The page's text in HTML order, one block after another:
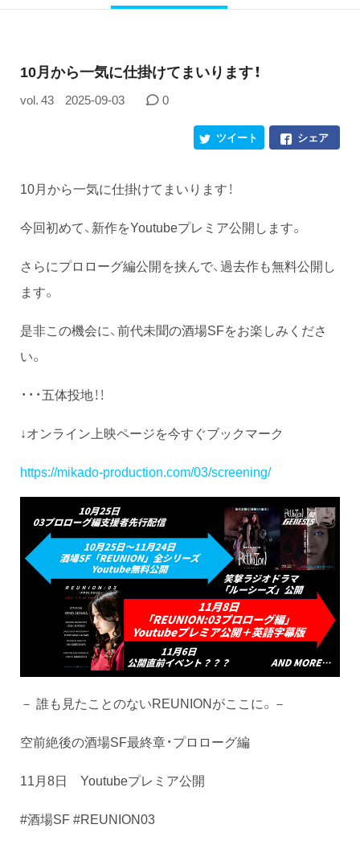
​10月から一気に仕掛けてまいります！
vol. 43 2025-09-03 0
シェア
ツイート
10月から一気に仕掛けてまいります！
今回初めて、新作をYoutubeプレミア公開します。
さらにプロローグ編公開を挟んで、過去作も無料公開し
ます。
是非この機会に、前代未聞の酒場SFをお楽しみくださ
い。
・・・五体投地！！
↓オンライン上映ページを今すぐブックマーク
https://mikado-production.com/03/screening/
－ 誰も見たことのないREUNIONがここに。－
空前絶後の酒場SF最終章・プロローグ編
11月8日 Youtubeプレミア公開
#酒場SF #REUNION03